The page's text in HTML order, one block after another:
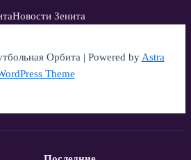
Новости Зенита
Орбита | Powered byAstra
Theme